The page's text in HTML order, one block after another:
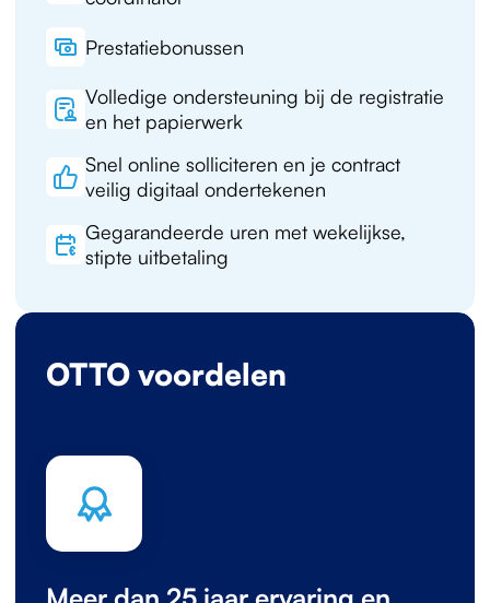
Prestatiebonussen
Volledige ondersteuning bij de registratie
en het papierwerk
Snel online solliciteren en je contract
veilig digitaal ondertekenen
Gegarandeerde uren met wekelijkse,
stipte uitbetaling
OTTO voordelen